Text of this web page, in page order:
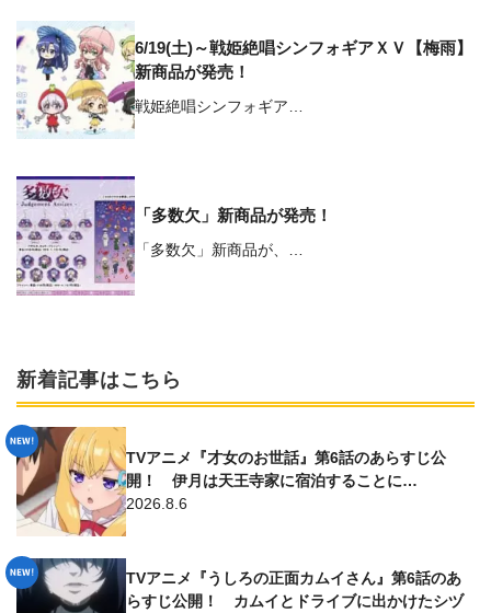
6/19(土)～戦姫絶唱シンフォギアＸＶ【梅雨】
新商品が発売！
戦姫絶唱シンフォギア…
「多数欠」新商品が発売！
「多数欠」新商品が、…
新着記事はこちら
TVアニメ『才女のお世話』第6話のあらすじ公
開！ 伊月は天王寺家に宿泊することに…
2026.8.6
TVアニメ『うしろの正面カムイさん』第6話のあ
らすじ公開！ カムイとドライブに出かけたシヅ